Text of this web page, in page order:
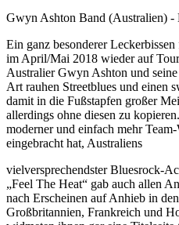
Gwyn Ashton Band (Australien)
Ein ganz besonderer
im April/Mai 2018 wieder auf
Australier Gwyn Ashton und
Art rauhen Streetblues und einen
damit in die Fußstapfen großer
allerdings ohne diesen zu
moderner und einfach mehr
eingebracht hat, Australiens
vielversprechendster Bluesrock-
„Feel The Heat“ gab auch allen
nach Erscheinen auf Anhieb in
Großbritannien, Frankreich und